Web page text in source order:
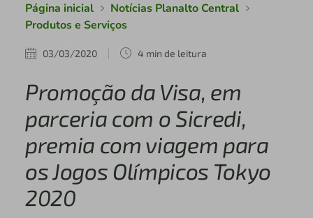
Página inicial
Notícias Planalto Central
Produtos e Serviços
03/03/2020 4 min de leitura
Promoção da Visa, em
parceria com o Sicredi,
premia com viagem para
os Jogos Olímpicos Tokyo
2020